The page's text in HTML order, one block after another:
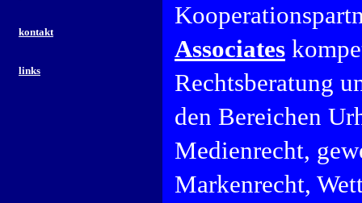
kontakt
links
Associates
Rechtsberatung
den Bereichen
Medienrecht,
Markenrecht,